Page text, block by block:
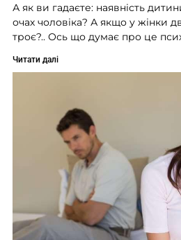
А як ви гадаєте: наявність
очах чоловіка? А якщо у жінки
троє?.. Ось що думає про це
Читати далі